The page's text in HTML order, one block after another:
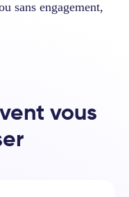
sans engagement,
vous